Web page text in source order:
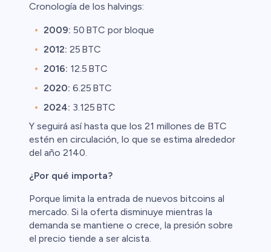
Cronología de los halvings:
2009: 50 BTC por bloque
2012: 25 BTC
2016: 12.5 BTC
2020: 6.25 BTC
2024: 3.125 BTC
Y seguirá así hasta que los 21 millones de BTC
estén en circulación, lo que se estima alrededor
del año 2140.
¿Por qué importa?
Porque limita la entrada de nuevos bitcoins al
mercado. Si la oferta disminuye mientras la
demanda se mantiene o crece, la presión sobre
el precio tiende a ser alcista.